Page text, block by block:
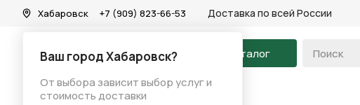
Хабаровск
Ваш город Хабаровск?
От выбора зависит выбор услуг и
стоимость доставки
+7 (909) 823-66-53 Доставка по всей России
На главную Каталог
Каталог/Запчасти/Вилка